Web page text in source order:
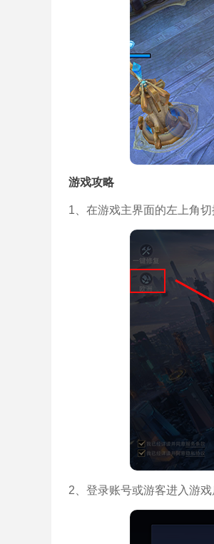
游戏攻略
1、在游戏主界面的左上角
2、登录账号或游客进入游